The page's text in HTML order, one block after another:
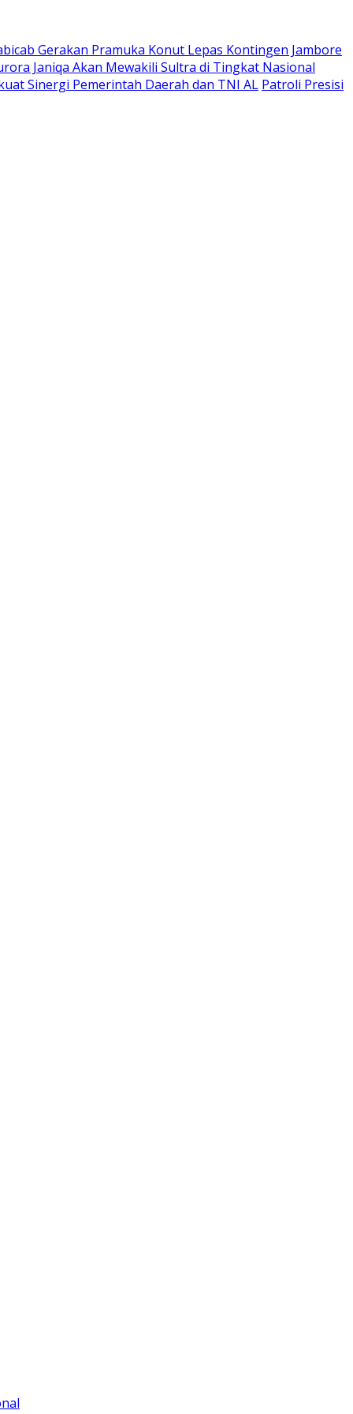
Gerakan Pramuka Konut Lepas Kontingen Jambore
Janiqa Akan Mewakili Sultra di Tingkat Nasional
Sinergi Pemerintah Daerah dan TNI AL Patroli Presisi